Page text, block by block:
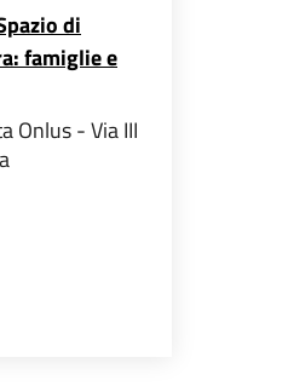
di
famiglie e
Onlus - Via III